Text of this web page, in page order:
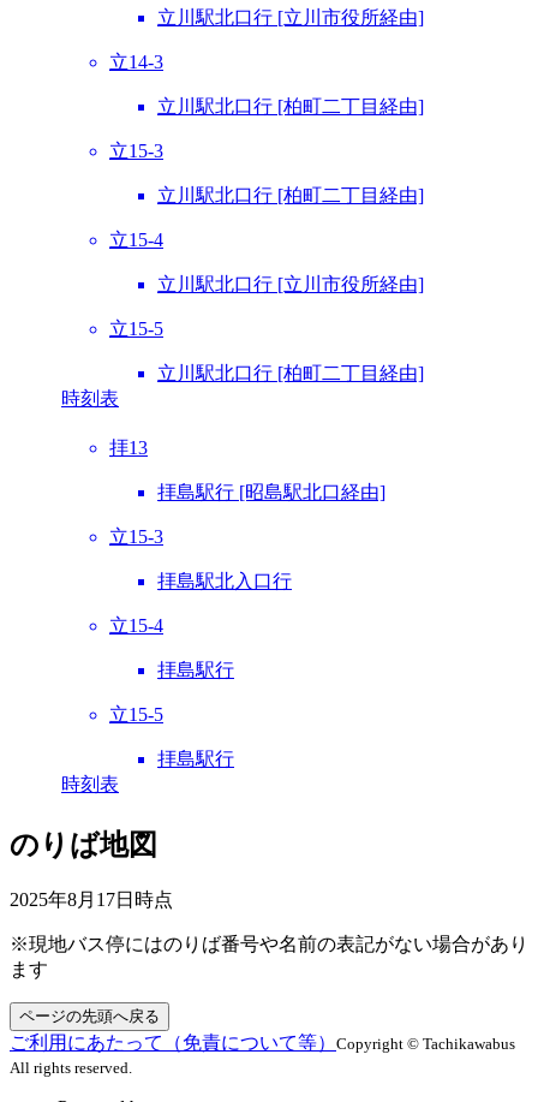
立川駅北口行 [立川市役所経由]
立14-3
立川駅北口行 [柏町二丁目経由]
立15-3
立川駅北口行 [柏町二丁目経由]
立15-4
立川駅北口行 [立川市役所経由]
立15-5
立川駅北口行 [柏町二丁目経由]
時刻表
拝13
拝島駅行 [昭島駅北口経由]
立15-3
拝島駅北入口行
立15-4
拝島駅行
立15-5
拝島駅行
時刻表
のりば地図
2025年8月17日 時点
※現地バス停にはのりば番号や名前の表記がない場合があり
ます
ページの先頭へ戻る
ご利用にあたって（免責について等） Copyright © Tachikawabus
All rights reserved.